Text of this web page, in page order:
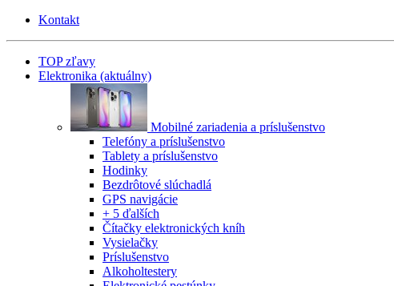
Kontakt
TOP zľavy
Elektronika (aktuálny)
Mobilné zariadenia a príslušenstvo
Telefóny a príslušenstvo
Tablety a príslušenstvo
Hodinky
Bezdrôtové slúchadlá
GPS navigácie
+ 5 ďalších
Čítačky elektronických kníh
Vysielačky
Príslušenstvo
Alkoholtestery